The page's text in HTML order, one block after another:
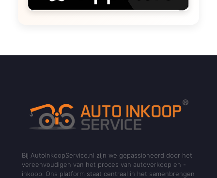
Bij AutoInkoopService.nl zijn we gepassioneerd door het
vereenvoudigen van het proces van autoverkoop en -
inkoop. Ons platform staat centraal in het samenbrengen